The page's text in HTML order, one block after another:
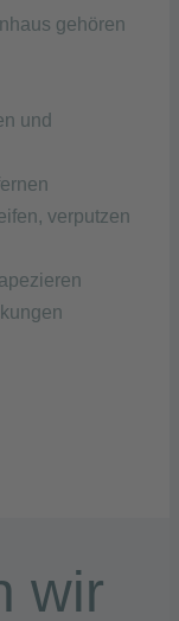
gehören
und
verputzen
wir